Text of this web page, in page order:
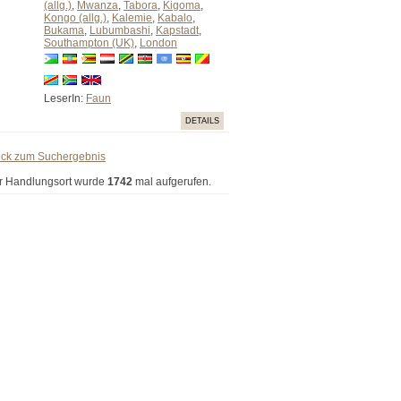
(allg.), Mwanza, Tabora, Kigoma,
Kongo (allg.), Kalemie, Kabalo,
Bukama, Lubumbashi, Kapstadt,
Southampton (UK), London
LeserIn: Faun
DETAILS
zum Suchergebnis
Handlungsort wurde 1742 mal aufgerufen.